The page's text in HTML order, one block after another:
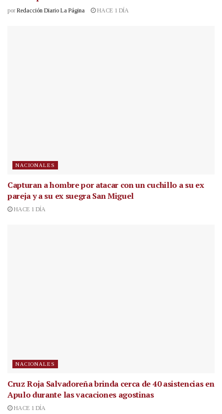
por Redacción Diario La Página HACE 1 DÍA
NACIONALES
Capturan a hombre por atacar con un cuchillo a su ex
pareja y a su ex suegra San Miguel
HACE 1 DÍA
NACIONALES
Cruz Roja Salvadoreña brinda cerca de 40 asistencias en
Apulo durante las vacaciones agostinas
HACE 1 DÍA